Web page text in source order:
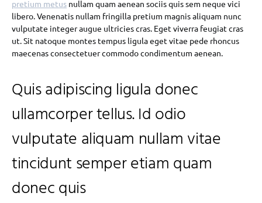
pretium metus nullam quam aenean sociis quis sem neque vici
libero. Venenatis nullam fringilla pretium magnis aliquam nunc
vulputate integer augue ultricies cras. Eget viverra feugiat cras
ut. Sit natoque montes tempus ligula eget vitae pede rhoncus
maecenas consectetuer commodo condimentum aenean.
Quis adipiscing ligula donec
ullamcorper tellus. Id odio
vulputate aliquam nullam vitae
tincidunt semper etiam quam
donec quis